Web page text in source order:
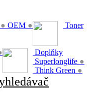
● OEM ● Toner
Doplňky
Superlonglife ●
Think Green ●